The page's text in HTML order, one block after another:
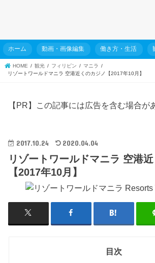
ホーム 動画・画像編集 働き方・生活
HOME 観光 フィリピン
マニラ
リゾートワールドマニラ 空港近くのカジノ【2017年10月】
【PR】この記事には広告を含む場合が
2017.10.24 2020.04.04
リゾートワールドマニラ 空港
【2017年10月】
目次